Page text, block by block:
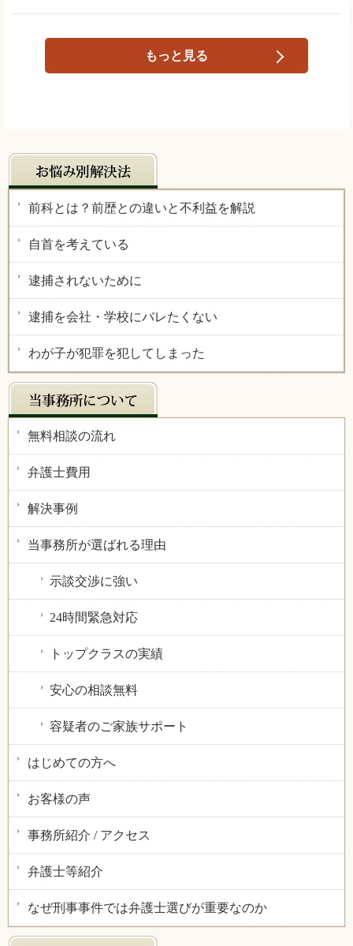
もっと見る
前科とは？前歴との違いと不利益を解説
自首を考えている
逮捕されないために
逮捕を会社・学校にバレたくない
わが子が犯罪を犯してしまった
無料相談の流れ
弁護士費用
解決事例
当事務所が選ばれる理由
示談交渉に強い
24時間緊急対応
トップクラスの実績
安心の相談無料
容疑者のご家族サポート
はじめての方へ
お客様の声
事務所紹介 / アクセス
弁護士等紹介
なぜ刑事事件では弁護士選びが重要なのか